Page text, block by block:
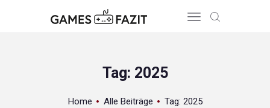
Tag: 2025
Home Alle Beiträge Tag: 2025
HOME